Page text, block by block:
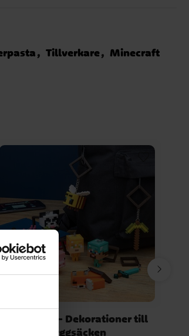
Tillverkare Minecraft
Minecraft - Dekorationer till
Ryggsäcken